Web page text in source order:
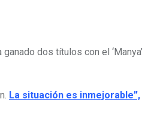
dos títulos con el ‘Manya’
La situación es inmejorable”,